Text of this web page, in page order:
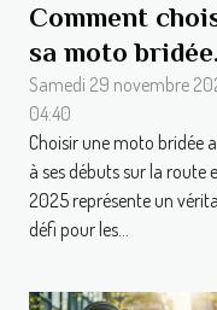
Comment
sa moto bridée
pour débutants
2025 ?
Samedi 29 novembre
04:40
Choisir une moto bridée
à ses débuts sur la route
2025 représente un
défi pour les...